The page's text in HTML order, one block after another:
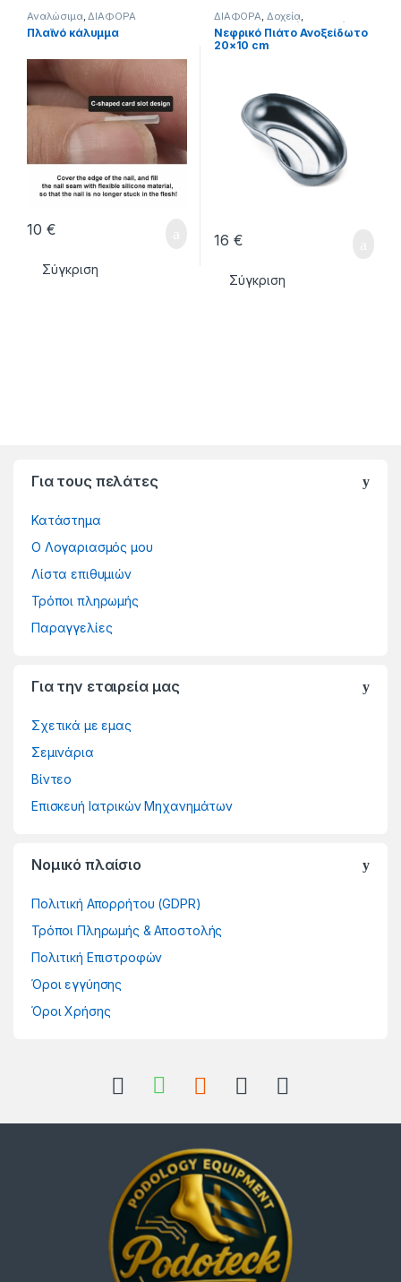
Αναλώσιμα, ΔΙΑΦΟΡΑ
Πλαϊνό κάλυμμα
10 €
Σύγκριση
ΔΙΑΦΟΡΑ Δοχεία,
ΕΞΟΠΛΙΣΜΟΣ, Θήκες Οργάνων
Νεφρικό Πιάτο Ανοξείδωτο
20×10 cm
16 €
Σύγκριση
Για τους πελάτες
Κατάστημα
Ο Λογαριασμός μου
Λίστα επιθυμιών
Τρόποι πληρωμής
Παραγγελίες
Για την εταιρεία μας
Σχετικά με εμας
Σεμινάρια
Βίντεο
Επισκευή Ιατρικών Μηχανημάτων
Νομικό πλαίσιο
Πολιτική Απορρήτου (GDPR)
Τρόποι Πληρωμής & Αποστολής
Πολιτική Επιστροφών
Όροι εγγύησης
Όροι Χρήσης